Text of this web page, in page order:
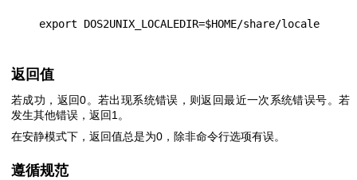
返回值
若成功，返回0。若出现系统错误，则返回最近一次系统错误号。若
发生其他错误，返回1。
在安静模式下，返回值总是为0，除非命令行选项有误。
遵循规范